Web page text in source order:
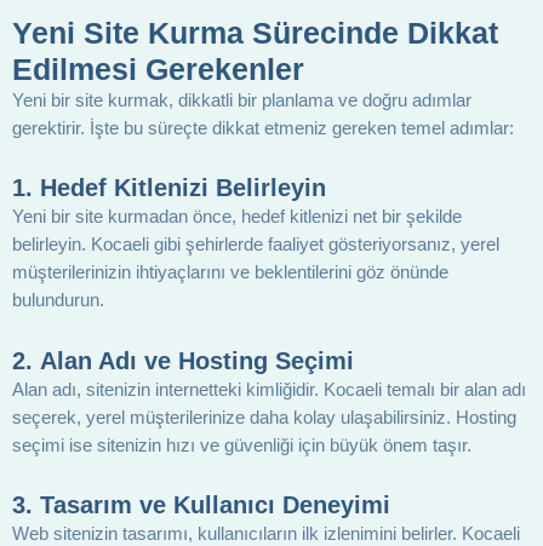
Yeni Site Kurma Sürecinde Dikkat
Edilmesi Gerekenler
Yeni bir site kurmak, dikkatli bir planlama ve doğru adımlar
gerektirir. İşte bu süreçte dikkat etmeniz gereken temel adımlar:
1. Hedef Kitlenizi Belirleyin
Yeni bir site kurmadan önce, hedef kitlenizi net bir şekilde
belirleyin. Kocaeli gibi şehirlerde faaliyet gösteriyorsanız, yerel
müşterilerinizin ihtiyaçlarını ve beklentilerini göz önünde
bulundurun.
2. Alan Adı ve Hosting Seçimi
Alan adı, sitenizin internetteki kimliğidir. Kocaeli temalı bir alan adı
seçerek, yerel müşterilerinize daha kolay ulaşabilirsiniz. Hosting
seçimi ise sitenizin hızı ve güvenliği için büyük önem taşır.
3. Tasarım ve Kullanıcı Deneyimi
Web sitenizin tasarımı, kullanıcıların ilk izlenimini belirler. Kocaeli